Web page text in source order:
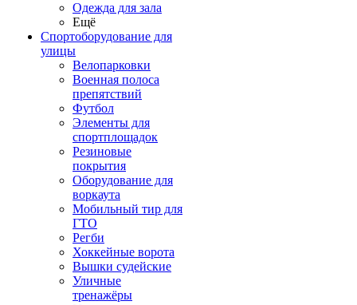
Одежда для зала
Ещё
Спортоборудование для
улицы
Велопарковки
Военная полоса
препятствий
Футбол
Элементы для
спортплощадок
Резиновые
покрытия
Оборудование для
воркаута
Мобильный тир для
ГТО
Регби
Хоккейные ворота
Вышки судейские
Уличные
тренажёры